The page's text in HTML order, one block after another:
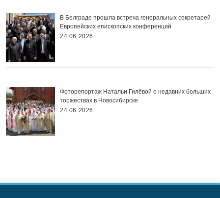
В Белграде прошла встреча генеральных секретарей
Европейских епископских конференций
24.06.2026
Фоторепортаж Натальи Гилёвой о недавних больших
торжествах в Новосибирске
24.06.2026